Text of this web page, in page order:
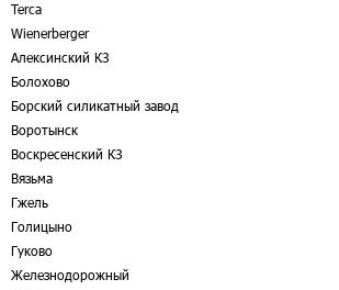
Terca
Wienerberger
Алексинский КЗ
Болохово
Борский силикатный завод
Воротынск
Воскресенский КЗ
Вязьма
Гжель
Голицыно
Гуково
Железнодорожный